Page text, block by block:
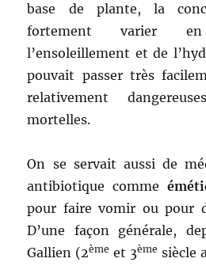
base de plante, la
fortement varier
l’ensoleillement et de
pouvait passer très
relativement
mortelles.
On se servait aussi de
antibiotique comme
pour faire vomir ou pour
D’une façon générale,
Gallien (2ème et 3ème siècle